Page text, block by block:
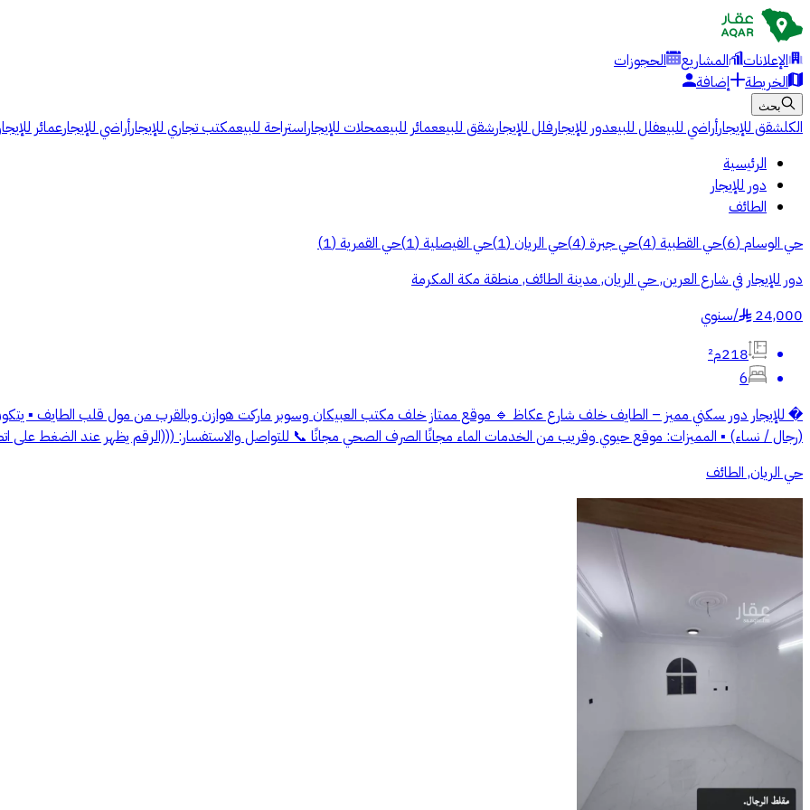
الإعلانات المشاريع
الحجوزات
الخريطة
إضافة
بحث
الكلشقق للإيجارأراضي للبيعفلل للبيعدور للإيجارفلل للإيجارشقق للبيععمائر للبيعمحلات للإيجاراستراحة للبيعمكتب تجاري للإيجارأراضي للإيجارعمائر للإيجار
الرئيسية
دور للإيجار
الطائف
حي الوسام(
6
)حي القطبية(
4
)حي جبرة(
4
)حي الريان(
1
)حي الفيصلية(
1
)حي القمرية(
1
)
دور للإيجار في شارع العرين, حي الريان, مدينة الطائف, منطقة مكة المكرمة
24,000
§
/سنوي
218م²
6
(رجال / نساء) ▪️ المميزات: موقع حيوي وقريب من الخدمات الماء مجانًا الصرف الصحي مجانًا 📞 للتواصل والاستفسار: (((الرقم يظهر عند الضغط على
حي الريان, الطائف